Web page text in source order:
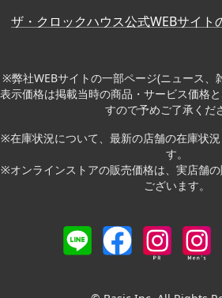
ザ・クロックハウス公式WEBサイト
※弊社WEBサイトの一部ページ(ニュース、
表示価格は掲載当時の商品・サービス価格
すので予めご了承くだ
※在庫状況について、最新の店舗の在庫状
す。
※オンラインストアの販売価格は、実店舗
ございます。